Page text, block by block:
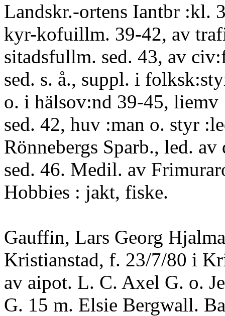
Landskr.-ortens Iantbr :kl.
kyr-kofuillm. 39-42, av
sitadsfullm. sed. 43, av
sed. s. å., suppl. i
o. i hälsov:nd 39-45, liemv
sed. 42, huv :man o. styr
Rönnebergs Sparb., led.
sed. 46. Medil. av
Hobbies : jakt, fiske.
Gauffin, Lars Georg
Kristianstad, f. 23/7/80 i
av aipot. L. C. Axel G. o.
G. 15 m. Elsie Bergwall.